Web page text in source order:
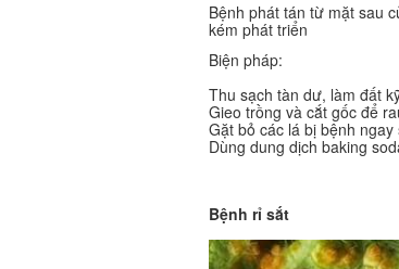
Bệnh phát tán từ mặt sau
kém phát triển
Biện pháp:
Thu sạch tàn dư, làm đất
Gieo trồng và cắt gốc để
Gặt bỏ các lá bị bệnh
Dùng dung dịch baking
Bệnh rỉ sắt